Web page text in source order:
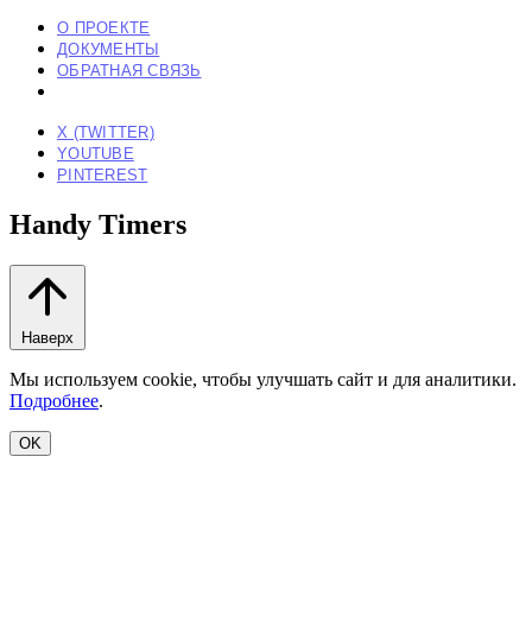
О ПРОЕКТЕ
ДОКУМЕНТЫ
ОБРАТНАЯ СВЯЗЬ
X (TWITTER)
YOUTUBE
PINTEREST
Handy Timers
Наверх
Мы используем cookie, чтобы улучшать сайт и для аналитики.
Подробнее.
OK